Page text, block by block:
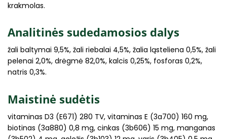
krakmolas.
Analitinės sudedamosios dalys
žali baltymai 9,5%, žali riebalai 4,5%, žalia ląsteliena 0,5%, žali
pelenai 2,0%, drėgmė 82,0%, kalcis 0,25%, fosforas 0,2%,
natris 0,3%.
Maistinė sudėtis
vitaminas D3 (E671) 280 TV, vitaminas E (3a700) 160 mg,
biotinas (3a880) 0,8 mg, cinkas (3b606) 15 mg, manganas